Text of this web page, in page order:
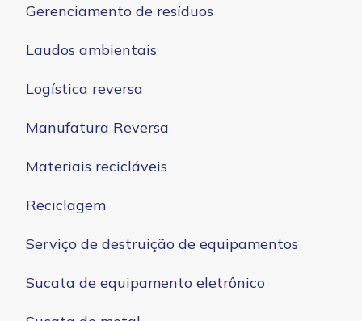
Gerenciamento de resíduos
Laudos ambientais
Logística reversa
Manufatura Reversa
Materiais recicláveis
Reciclagem
Serviço de destruição de equipamentos
Sucata de equipamento eletrônico